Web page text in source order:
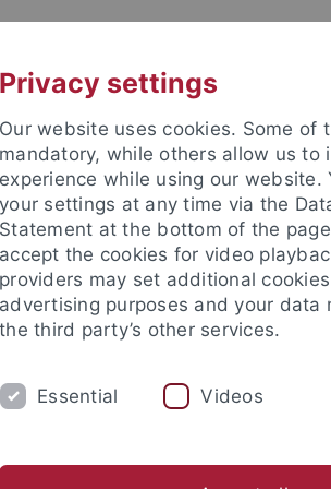
FORSCHUNG USA
Fakultät
Privacy settings
Our website uses cookies. Some of
mandatory, while others allow us to
experience while using our website.
your settings at any time via the
Statement at the bottom of the
accept the cookies for video
providers may set additional
advertising purposes and your data
the third party’s other services.
Essential Videos